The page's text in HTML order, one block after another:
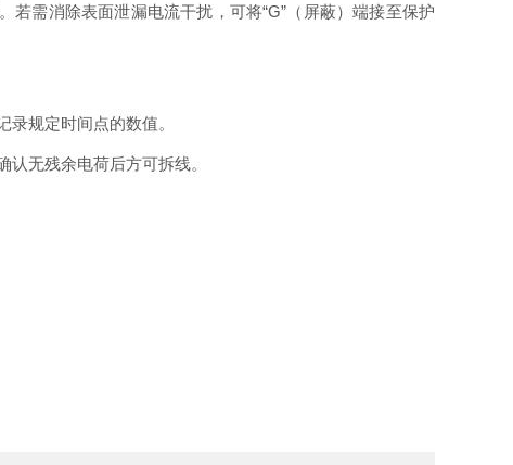
若需消除表面泄漏电流干扰，可将“G”（屏蔽）端接至保护
规定时间点的数值。
无残余电荷后方可拆线。